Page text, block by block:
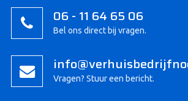
06 - 11 64 65 06
Bel ons direct bij vragen.
Vragen? Stuur een bericht.